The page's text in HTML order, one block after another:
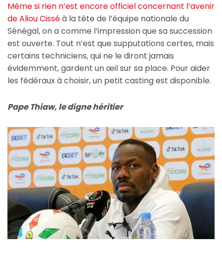
Même si rien n’est encore officiel concernant l’avenir
de Aliou Cisséà la tête de l’équipe nationale du
Sénégal, on a comme l’impression que sa succession
est ouverte. Tout n’est que supputations certes, mais
certains techniciens, qui ne le diront jamais
évidemment, gardent un œil sur sa place. Pour aider
les fédéraux à choisir, un petit casting est disponible.
Pape Thiaw, le digne héritier